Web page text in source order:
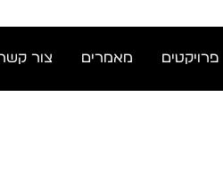
פרויקטים מאמרים צור